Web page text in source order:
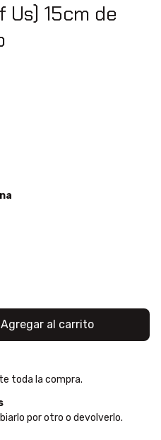
Us) 15cm de
toda la compra.
por otro o devolverlo.